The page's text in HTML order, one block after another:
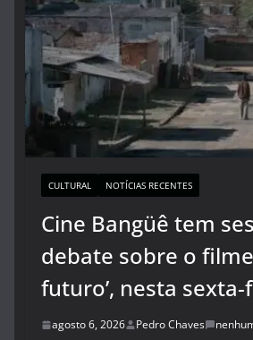
CULTURAL NOTÍCIAS RECENTES
Cine Bangüê tem
debate sobre o
futuro’, nesta sexta-
agosto 6, 2026 Pedro Chaves